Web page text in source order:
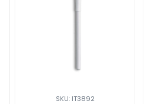
SKU: IT3892